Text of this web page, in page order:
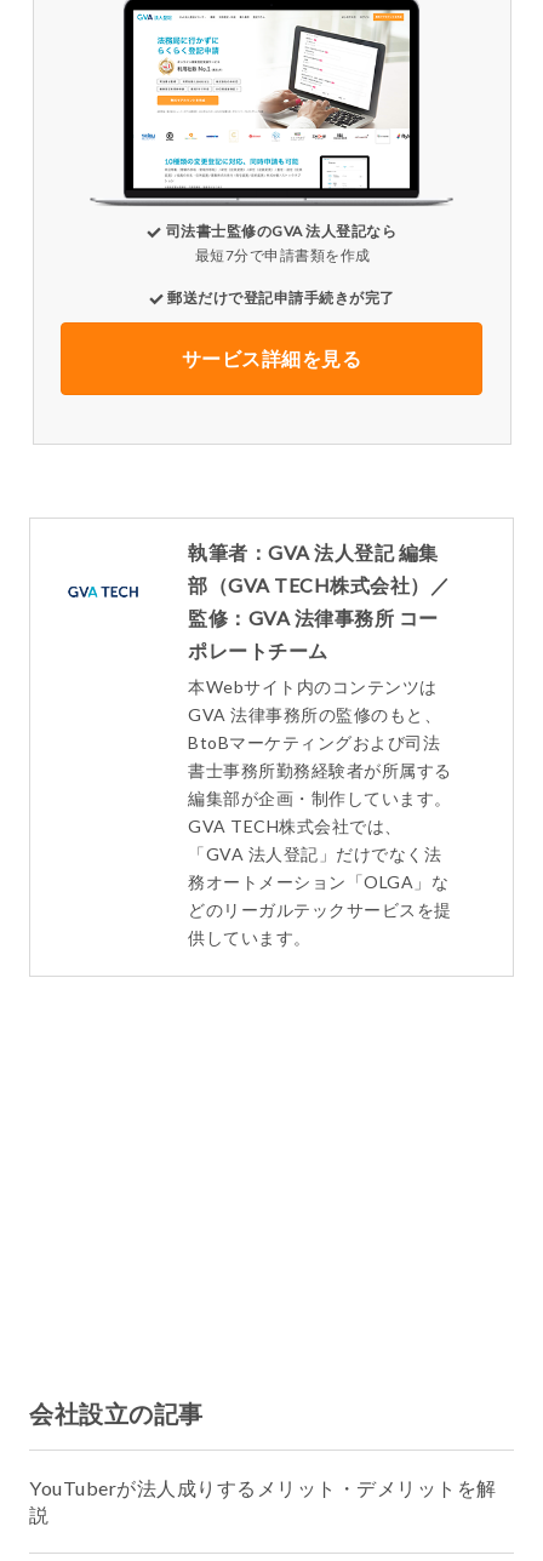
司法書士監修のGVA 法人登記なら
最短7分で申請書類を作成
郵送だけで登記申請手続きが完了
サービス詳細を見る
執筆者：GVA 法人登記 編集
部（GVA TECH株式会社）／
監修：GVA 法律事務所 コー
ポレートチーム
本Webサイト内のコンテンツは
GVA 法律事務所の監修のもと、
BtoBマーケティングおよび司法
書士事務所勤務経験者が所属する
編集部が企画・制作しています。
GVA TECH株式会社では、
「GVA 法人登記」だけでなく法
務オートメーション「OLGA」な
どのリーガルテックサービスを提
供しています。
会社設立の記事
YouTuberが法人成りするメリット・デメリットを解
説